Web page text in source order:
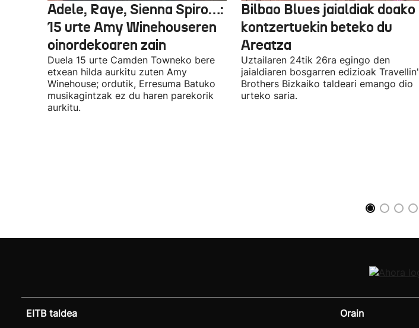
Adele, Raye, Sienna Spiro…:
15 urte Amy Winehouseren
oinordekoaren zain
Duela 15 urte Camden Towneko bere
etxean hilda aurkitu zuten Amy
Winehouse; ordutik, Erresuma Batuko
musikagintzak ez du haren parekorik
aurkitu.
Bilbao Blues jaialdiak doako
kontzertuekin beteko du
Areatza
Uztailaren 24tik 26ra egingo den
jaialdiaren bosgarren edizioak Travellin'
Brothers Bizkaiko taldeari emango dio
urteko saria.
EITB taldea Orain